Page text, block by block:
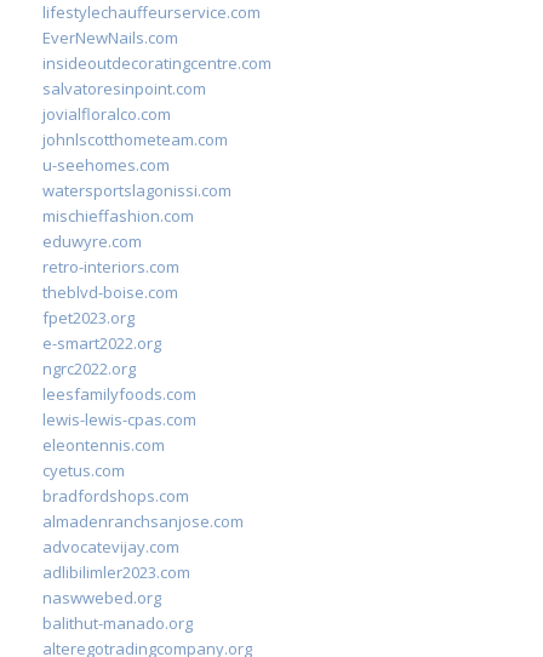
lifestylechauffeurservice.com
EverNewNails.com
insideoutdecoratingcentre.com
salvatoresinpoint.com
jovialfloralco.com
johnlscotthometeam.com
u-seehomes.com
watersportslagonissi.com
mischieffashion.com
eduwyre.com
retro-interiors.com
theblvd-boise.com
fpet2023.org
e-smart2022.org
ngrc2022.org
leesfamilyfoods.com
lewis-lewis-cpas.com
eleontennis.com
cyetus.com
bradfordshops.com
almadenranchsanjose.com
advocatevijay.com
adlibilimler2023.com
naswwebed.org
balithut-manado.org
alteregotradingcompany.org